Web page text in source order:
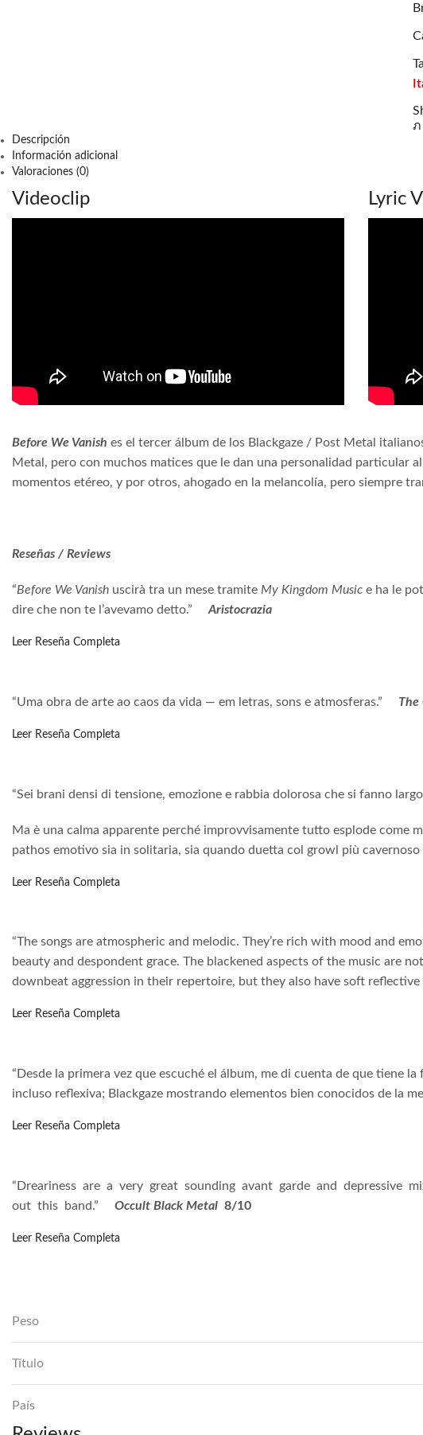
Descripción
Información adicional
Valoraciones (0)
Videoclip Lyric
Before We Vanish es el tercer álbum de los Blackgaze / Post Metal
Metal, pero con muchos matices que le dan una personalidad particular
momentos etéreo, y por otros, ahogado en la melancolía, pero siempre
Reseñas / Reviews
“Before We Vanish uscirà tra un mese tramite My Kingdom Music e ha le
dire che non te l’avevamo detto.”
Aristocrazia
Leer Reseña Completa
“Uma obra de arte ao caos da vida — em letras, sons e atmosferas.” The
Leer Reseña Completa
“Sei brani densi di tensione, emozione e rabbia dolorosa che si fanno
Ma è una calma apparente perché improvvisamente tutto esplode come
pathos emotivo sia in solitaria, sia quando duetta col growl più
Leer Reseña Completa
“The songs are atmospheric and melodic. They’re rich with mood and
beauty and despondent grace. The blackened aspects of the music are
downbeat aggression in their repertoire, but they also have soft
Leer Reseña Completa
“Desde la primera vez que escuché el álbum, me di cuenta de que tiene
incluso reflexiva; Blackgaze mostrando elementos bien conocidos de la
Leer Reseña Completa
“Dreariness are a very great sounding avant garde and depressive
out this band.” Occult Black Metal 8/10
Leer Reseña Completa
Peso
Título
País